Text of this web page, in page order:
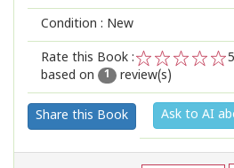
Condition : New
Rate this Book :
2
1
5
based on
1 review(s)
Share this Book Ask to AI